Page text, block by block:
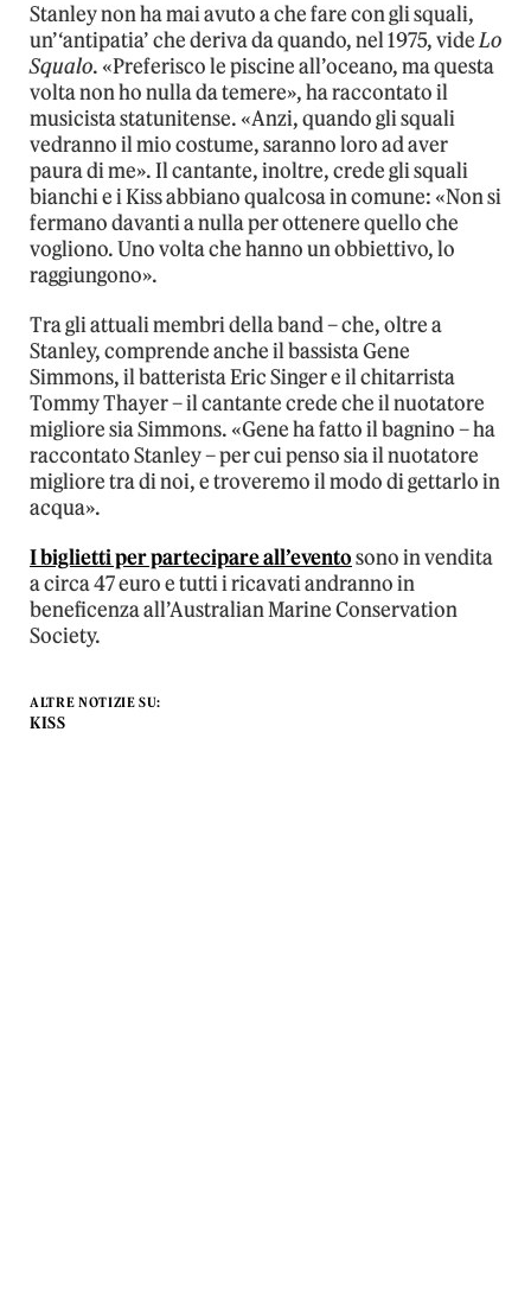
Stanley non ha mai avuto a che fare con gli squali,
un’‘antipatia’ che deriva da quando, nel 1975, videLo
Squalo. «Preferisco le piscine all’oceano, ma questa
volta non ho nulla da temere», ha raccontato il
musicista statunitense. «Anzi, quando gli squali
vedranno il mio costume, saranno loro ad aver
paura di me». Il cantante, inoltre, crede gli squali
bianchi e i Kiss abbiano qualcosa in comune: «Non si
fermano davanti a nulla per ottenere quello che
vogliono. Uno volta che hanno un obbiettivo, lo
raggiungono».
Tra gli attuali membri della band – che, oltre a
Stanley, comprende anche il bassista Gene
Simmons, il batterista Eric Singer e il chitarrista
Tommy Thayer – il cantante crede che il nuotatore
migliore sia Simmons. «Gene ha fatto il bagnino – ha
raccontato Stanley – per cui penso sia il nuotatore
migliore tra di noi, e troveremo il modo di gettarlo in
acqua».
I biglietti per partecipare all’eventosono in vendita
a circa 47 euro e tutti i ricavati andranno in
beneficenza all’Australian Marine Conservation
Society.
ALTRE NOTIZIE SU:
KISS